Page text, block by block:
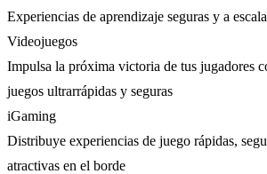
Experiencias de aprendizaje seguras y a escala
Videojuegos
Impulsa la próxima victoria de tus jugadores
juegos ultrarrápidas y seguras
iGaming
Distribuye experiencias de juego rápidas,
atractivas en el borde